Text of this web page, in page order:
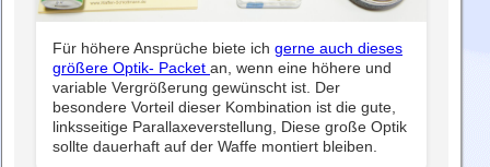
Für höhere Ansprüche biete ich gerne auch dieses
größere Optik- Packet an, wenn eine höhere und
variable Vergrößerung gewünscht ist. Der
besondere Vorteil dieser Kombination ist die gute,
linksseitige Parallaxeverstellung, Diese große Optik
sollte dauerhaft auf der Waffe montiert bleiben.